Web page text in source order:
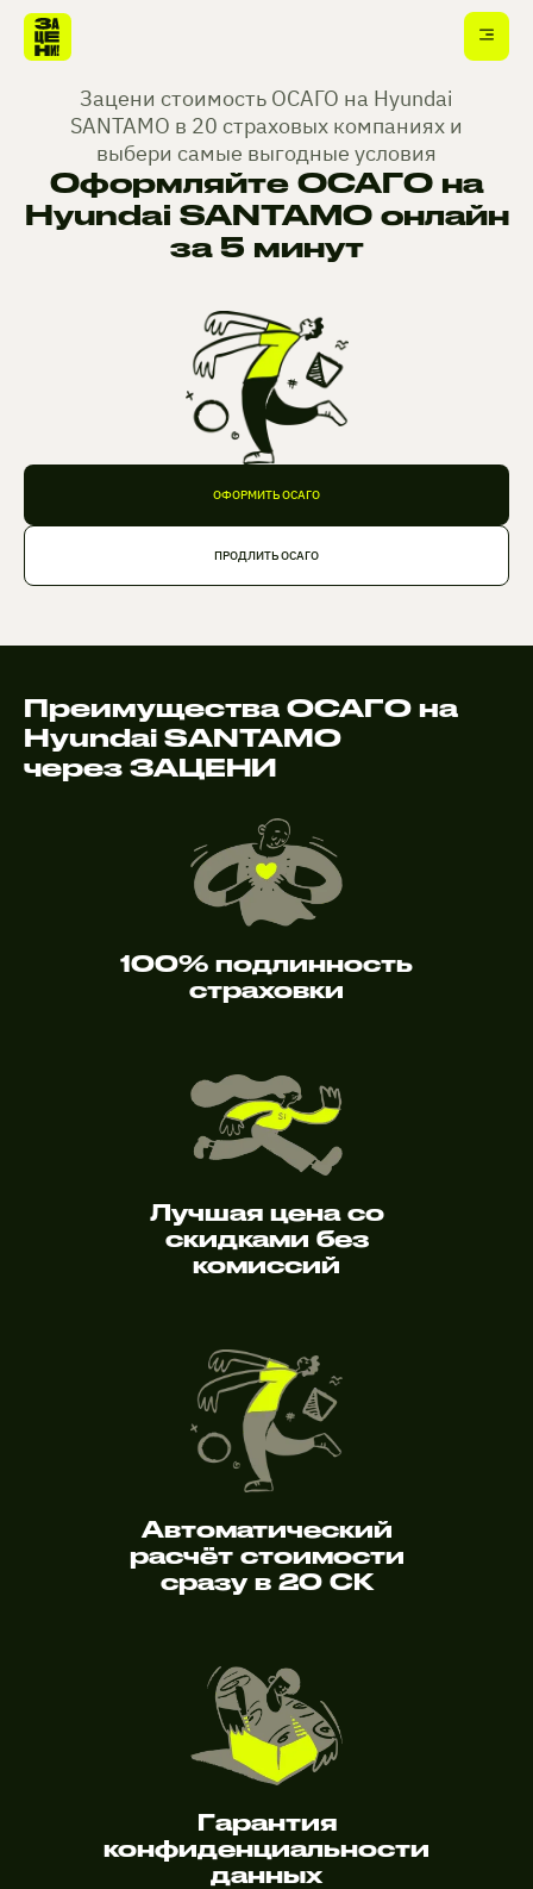
Зацени стоимость ОСАГО на Hyundai
SANTAMO в 20 страховых компаниях и
выбери самые выгодные условия
Оформляйте ОСАГО на
Hyundai SANTAMO онлайн
за 5 минут
ОФОРМИТЬ ОСАГО
ПРОДЛИТЬ ОСАГО
Преимущества ОСАГО на
Hyundai SANTAMO
через ЗАЦЕНИ
100% подлинность
страховки
Лучшая цена со
скидками без
комиссий
Автоматический
расчёт стоимости
сразу в 20 СК
Гарантия
конфиденциальности
данных